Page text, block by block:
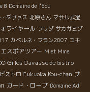
B Domaine de l'Ecu
ダヴァス 北原さん マサル式選
ワイヤール フリダ サカガミグ
カベルネ・フラン2007 ユキ
エスポアツアー M et Mme
Gilles Davasse de bistro
ストロ Fukuoka Kou-chan プ
ガード・ローブ Domaine Ad